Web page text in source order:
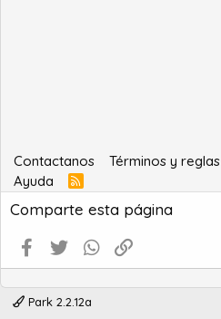
Contactanos Términos y reglas
Ayuda
R
S
S
Comparte esta página
Facebook
Twitter WhatsApp
Park 2.2.12a